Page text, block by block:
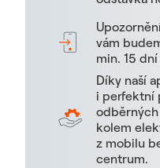
vám
min. 15
Díky naší
i perfektní
kolem
z mobilu
centrum.